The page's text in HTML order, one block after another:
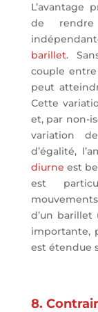
L’avantage
de
barillet.
couple
peut
Cette
et, par non-
variation
d’égalité,
diurne est
est
d’un barillet
importante,
est étendue
8.